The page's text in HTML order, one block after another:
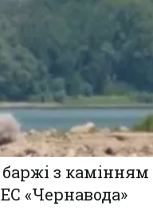
з
«Чернавода»